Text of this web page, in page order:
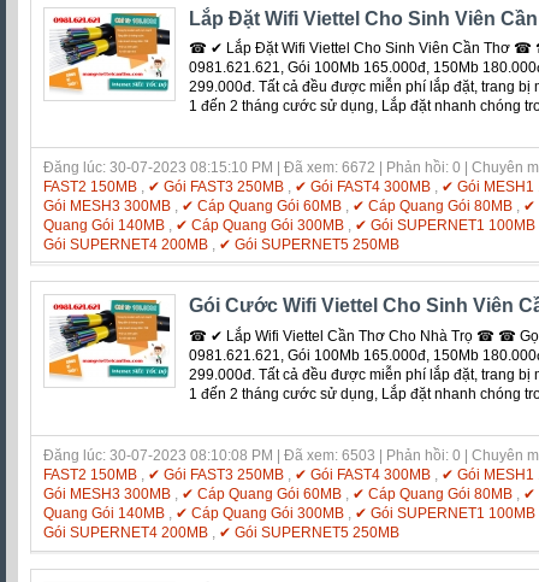
Lắp Đặt Wifi Viettel Cho Sinh Viên
☎ ✔ Lắp Đặt Wifi Viettel Cho Sinh Viên Cần Thơ
0981.621.621, Gói 100Mb 165.000đ, 150Mb
299.000đ. Tất cả đều được miễn phí lắp đặt, trang bị
1 đến 2 tháng cước sử dụng, Lắp đặt nhanh chóng
Đăng lúc: 30-07-2023 08:15:10 PM | Đã xem: 6672 | Phản hồi: 0 | Chuyên
FAST2 150MB , ✔ Gói FAST3 250MB , ✔ Gói FAST4 300MB , ✔ Gói MESH1
Gói MESH3 300MB , ✔ Cáp Quang Gói 60MB , ✔ Cáp Quang Gói 80MB , ✔
Quang Gói 140MB , ✔ Cáp Quang Gói 300MB , ✔ Gói SUPERNET1 100MB
Gói SUPERNET4 200MB , ✔ Gói SUPERNET5 250MB
Gói Cước Wifi Viettel Cho Sinh Viên
☎ ✔ Lắp Wifi Viettel Cần Thơ Cho Nhà Trọ ☎ ☎
0981.621.621, Gói 100Mb 165.000đ, 150Mb
299.000đ. Tất cả đều được miễn phí lắp đặt, trang bị
1 đến 2 tháng cước sử dụng, Lắp đặt nhanh chóng
Đăng lúc: 30-07-2023 08:10:08 PM | Đã xem: 6503 | Phản hồi: 0 | Chuyên
FAST2 150MB , ✔ Gói FAST3 250MB , ✔ Gói FAST4 300MB , ✔ Gói MESH1
Gói MESH3 300MB , ✔ Cáp Quang Gói 60MB , ✔ Cáp Quang Gói 80MB , ✔
Quang Gói 140MB , ✔ Cáp Quang Gói 300MB , ✔ Gói SUPERNET1 100MB
Gói SUPERNET4 200MB , ✔ Gói SUPERNET5 250MB